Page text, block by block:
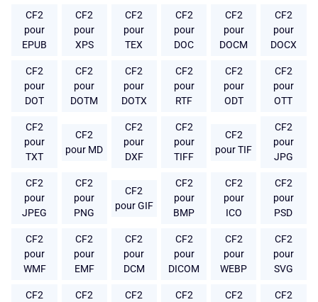
CF2
pour
EPUB
CF2
pour
XPS
CF2
pour
TEX
CF2
pour
DOC
CF2
pour
DOCM
CF2
pour
DOCX
CF2
pour
DOT
CF2
pour
DOTM
CF2
pour
DOTX
CF2
pour
RTF
CF2
pour
ODT
CF2
pour
OTT
CF2
pour
TXT
CF2
pour MD
CF2
pour
DXF
CF2
pour
TIFF
CF2
pour TIF
CF2
pour
JPG
CF2
pour
JPEG
CF2
pour
PNG
CF2
pour GIF
CF2
pour
BMP
CF2
pour
ICO
CF2
pour
PSD
CF2
pour
WMF
CF2
pour
EMF
CF2
pour
DCM
CF2
pour
DICOM
CF2
pour
WEBP
CF2
pour
SVG
CF2
CF2
CF2
CF2
CF2
CF2